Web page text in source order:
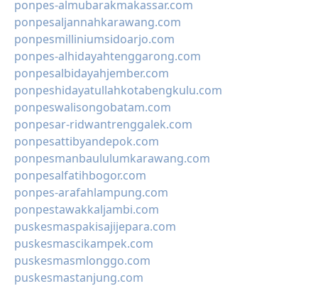
ponpes-almubarakmakassar.com
ponpesaljannahkarawang.com
ponpesmilliniumsidoarjo.com
ponpes-alhidayahtenggarong.com
ponpesalbidayahjember.com
ponpeshidayatullahkotabengkulu.com
ponpeswalisongobatam.com
ponpesar-ridwantrenggalek.com
ponpesattibyandepok.com
ponpesmanbaululumkarawang.com
ponpesalfatihbogor.com
ponpes-arafahlampung.com
ponpestawakkaljambi.com
puskesmaspakisajijepara.com
puskesmascikampek.com
puskesmasmlonggo.com
puskesmastanjung.com